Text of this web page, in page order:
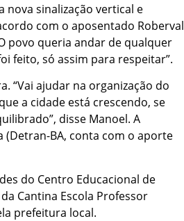
nova sinalização vertical e
com o aposentado Roberval
povo queria andar de qualquer
feito, só assim para respeitar”.
“Vai ajudar na organização do
a cidade está crescendo, se
disse Manoel. A
BA, conta com o aporte
do Centro Educacional de
Cantina Escola Professor
prefeitura local.